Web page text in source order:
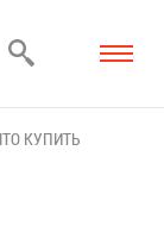
КУ­ПИТЬ